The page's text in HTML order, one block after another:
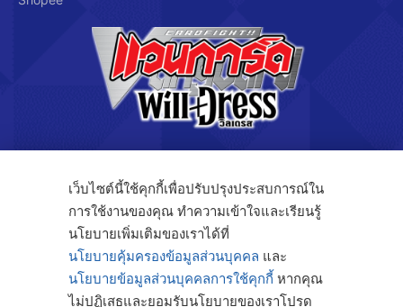
บริษัท คิดซ์ แอนด์ คิทซ์ จำกัด
122/3 ถ.กรุงเทพกรีฑา แขวงทับช้าง เขตสะพานสูง กรุงเทพฯ 10250
โทร. 091-808-4414
เว็บไซต์นี้ใช้คุกกี้เพื่อปรับปรุงประสบการณ์ใน
การใช้งานของคุณ ทำความเข้าใจและเรียนรู้
นโยบายเพิ่มเติมของเราได้ที่
นโยบายคุ้มครองข้อมูลส่วนบุคคล และ
นโยบายข้อมูลส่วนบุคคลการใช้คุกกี้ หากคุณ
ไม่ปฏิเสธและยอมรับนโยบายของเราโปรด